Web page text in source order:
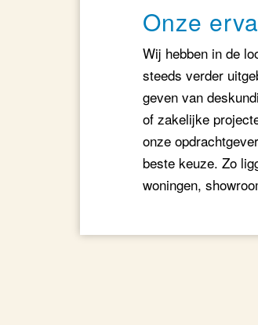
Onze
Wij hebben in de
steeds verder
geven van
of zakelijke
onze
beste keuze. Zo
woningen,